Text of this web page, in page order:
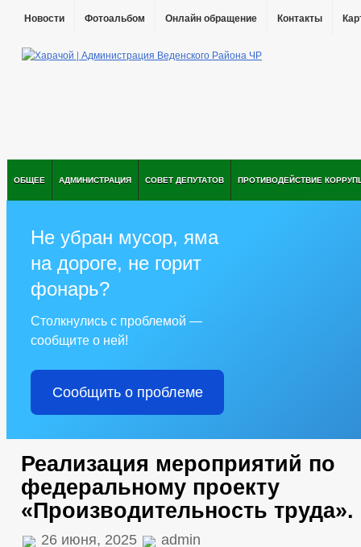
Новости Фотоальбом Онлайн обращение Контакты
ОБЩЕЕ АДМИНИСТРАЦИЯ СОВЕТ ДЕПУТАТОВ ПРОТИВОДЕЙСТВИЕ
Не убран мусор, яма
на дороге, не горит
фонарь?
Столкнулись с проблемой —
сообщите о ней!
Сообщить о проблеме
Реализация мероприятий по
федеральному проекту
«Производительность труда».
26 июня, 2025 admin